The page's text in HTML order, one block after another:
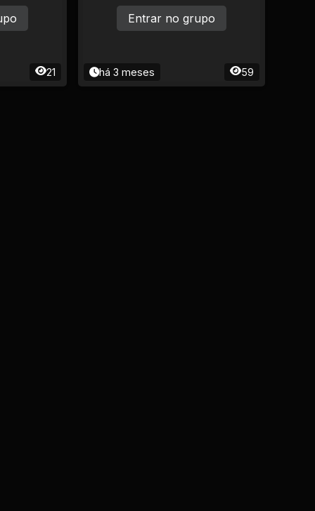
a vossa
Dons E
21
s cristãos, compartilhe exper
iências e crença em fé SE AP
RESENTEEEM Soment Jovens
há 3 meses 59
Entrar no grupo